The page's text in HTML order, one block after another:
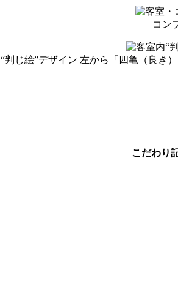
コン
“判じ絵”デザイン 左から「四亀（良
こだわり